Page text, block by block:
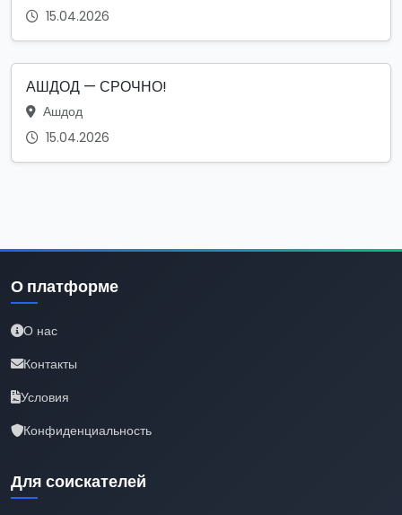
15.04.2026
АШДОД — СРОЧНО!
Ашдод
15.04.2026
О платформе
О нас
Контакты
Условия
Конфиденциальность
Для соискателей